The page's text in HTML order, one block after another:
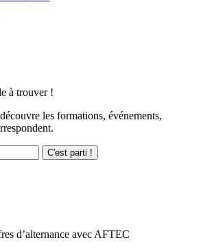
à trouver !
les formations, événements,
C'est parti !
d’alternance avec AFTEC